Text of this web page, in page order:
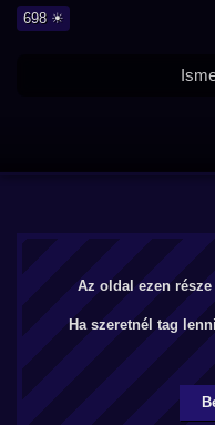
698 ☀
Az oldal ezen
Ha szeretnél tag